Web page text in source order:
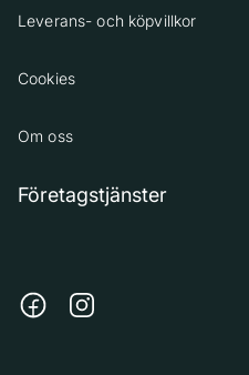
Leverans- och köpvillkor
Cookies
Om oss
Företagstjänster